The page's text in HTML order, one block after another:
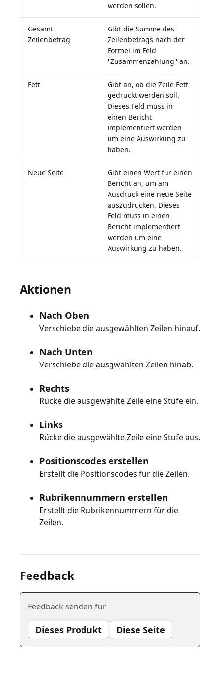
werden sollen.
Gesamt
Zeilenbetrag
Gibt die Summe des
Zeilenbetrags nach der
Formel im Feld
''Zusammenzählung'' an.
Fett
Gibt an, ob die Zeile Fett
gedruckt werden soll.
Dieses Feld muss in
einen Bericht
implementiert werden
um eine Auswirkung zu
haben.
Neue Seite
Gibt einen Wert für einen
Bericht an, um am
Ausdruck eine neue Seite
auszudrucken. Dieses
Feld muss in einen
Bericht implementiert
werden um eine
Auswirkung zu haben.
Aktionen
Nach Oben
Verschiebe die ausgewählten Zeilen hinauf.
Nach Unten
Verschiebe die ausgwählten Zeilen hinab.
Rechts
Rücke die ausgewählte Zeile eine Stufe ein.
Links
Rücke die ausgewählte Zeile eine Stufe aus.
Positionscodes erstellen
Erstellt die Positionscodes für die Zeilen.
Rubrikennummern erstellen
Erstellt die Rubrikennummern für die
Zeilen.
Feedback
Feedback senden für
Dieses Produkt Diese Seite